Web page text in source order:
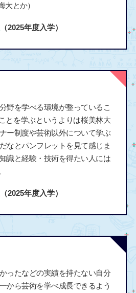
大とか）
（2025年度入学）
野を学べる環境が整っているこ
とを学ぶというよりは桜美林大
ー制度や芸術以外について学ぶ
なとパンフレットを見て感じま
識と経験・技術を得たい人には
（2025年度入学）
ったなどの実績を持たない自分
から芸術を学べ成長できるよう